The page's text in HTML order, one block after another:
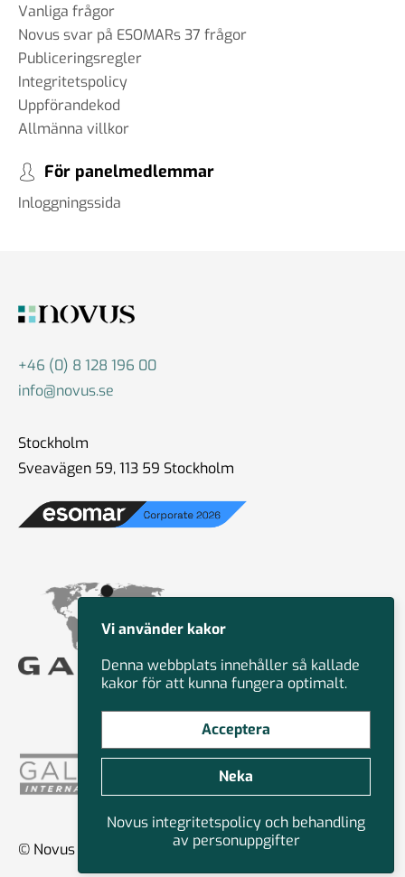
Vanliga frågor
Novus svar på ESOMARs 37 frågor
Publiceringsregler
Integritetspolicy
Uppförandekod
Allmänna villkor
För panelmedlemmar
Inloggningssida
+46 (0) 8 128 196 00
info@novus.se
Stockholm
Sveavägen 59, 113 59 Stockholm
© Novus Group International 2026
Vi använder kakor
Denna webbplats innehåller så kallade
kakor för att kunna fungera optimalt.
Acceptera
Neka
Novus integritetspolicy och behandling
av personuppgifter